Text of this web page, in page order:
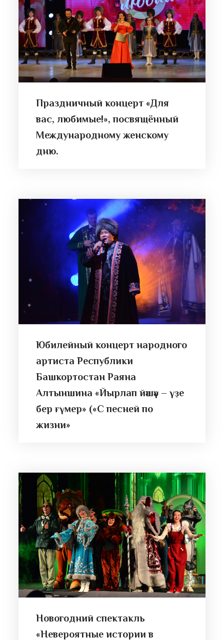
Праздничный концерт «Для
вас, любимые!», посвящённый
Международному женскому
дню.
Юбилейный концерт народного
артиста Республики
Башкортостан Раяна
Алтыншина «Йырлап йәшәү – үҙе
бер ғүмер» («С песней по
жизни»
Новогодний спектакль
«Невероятные истории в